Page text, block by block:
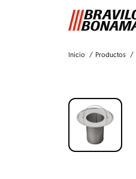
Inicio Productos